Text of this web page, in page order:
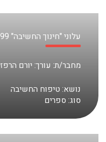
עלוני "חינוך החשיבה" 1999
מחבר/ת: עורך: יורם הרפז
נושא:טיפוח החשיבה
סוג:ספרים